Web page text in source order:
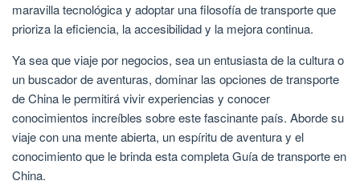
maravilla tecnológica y adoptar una filosofía de transporte que
prioriza la eficiencia, la accesibilidad y la mejora continua.
Ya sea que viaje por negocios, sea un entusiasta de la cultura o
un buscador de aventuras, dominar las opciones de transporte
de China le permitirá vivir experiencias y conocer
conocimientos increíbles sobre este fascinante país. Aborde su
viaje con una mente abierta, un espíritu de aventura y el
conocimiento que le brinda esta completa Guía de transporte en
China.